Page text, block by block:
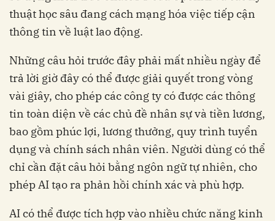
thuật học sâu đang cách mạng hóa việc tiếp cận
thông tin về luật lao động.
Những câu hỏi trước đây phải mất nhiều ngày để
trả lời giờ đây có thể được giải quyết trong vòng
vài giây, cho phép các công ty có được các thông
tin toàn diện về các chủ đề nhân sự và tiền lương,
bao gồm phúc lợi, lương thưởng, quy trình tuyển
dụng và chính sách nhân viên. Người dùng có thể
chỉ cần đặt câu hỏi bằng ngôn ngữ tự nhiên, cho
phép AI tạo ra phản hồi chính xác và phù hợp.
AI có thể được tích hợp vào nhiều chức năng kinh